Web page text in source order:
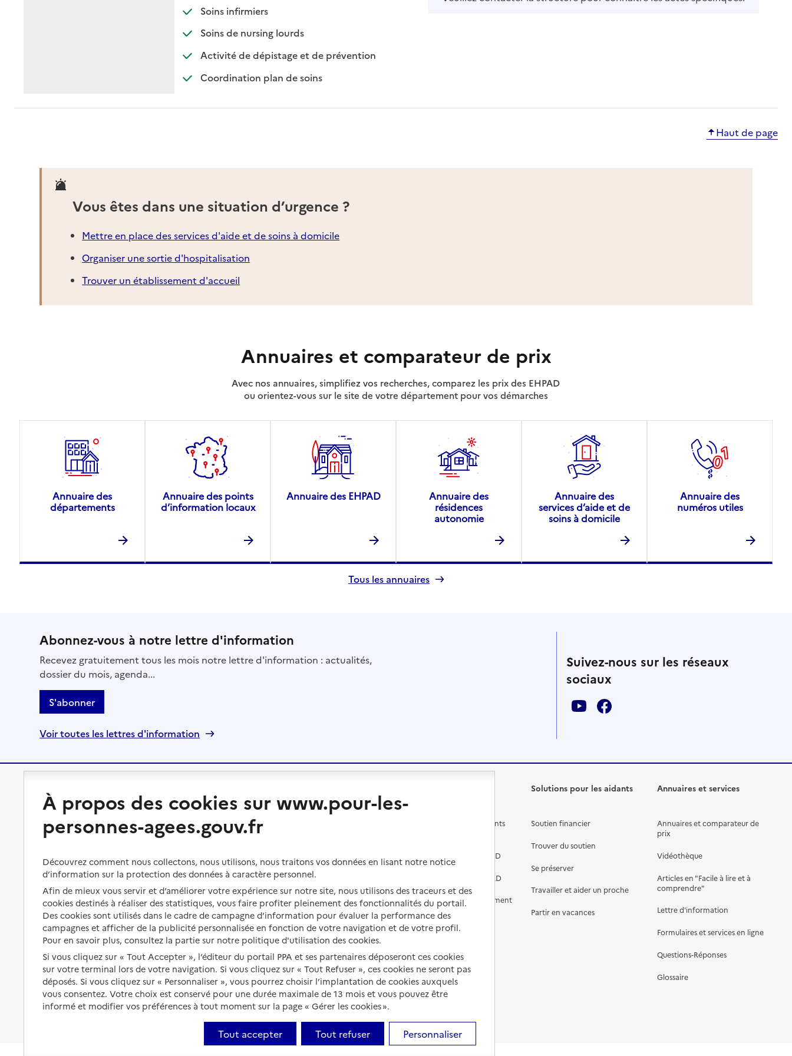
Soins infirmiers: disponible
: non disponible
Soins de nursing lourds: disponible
: non disponible
Activité de dépistage et de prévention: disponible
: non disponible
Coordination plan de soins: disponible
: non disponible
Haut de page
Vous êtes dans une situation d’urgence ?
Mettre en place des services d'aide et de soins à domicile
Organiser une sortie d'hospitalisation
Trouver un établissement d'accueil
Annuaires et comparateur de prix
Avec nos annuaires, simplifiez vos recherches, comparez les prix des EHPAD
ou orientez-vous sur le site de votre département pour vos démarches
Annuaire des
départements
Annuaire des points
d’information locaux
Annuaire des EHPAD
Annuaire des
résidences
autonomie
Annuaire des
services d’aide et de
soins à domicile
Annuaire des
numéros utiles
Tous les annuaires
Abonnez-vous à notre lettre d'information
Recevez gratuitement tous les mois notre lettre d'information : actualités,
dossier du mois, agenda...
S'abonner
Voir toutes les lettres d'information
Suivez-nous sur les réseaux
sociaux
Perte d'autonomie : évaluation
et droits
s'équiper
Préserver son autonomie et sa
Organiser à l'avance sa propre
protection
Les mesures de protection
Les obligations de la famille
À qui s’adresser ?
Bénéficier d'aide à domicile
Aides financières
Solutions d'accueil temporaire
Partager son logement
Vivre à domicile avec une
maladie ou un handicap
Être hospitalisé
Fin de vie à domicile
Vivre chez un proche
Vivre en accueil familial
Autres solutions de logement
Les différents établissements
Préparer l'entrée en EHPAD
Aides financières en EHPAD
Prévention, accompagnement
et soins
Comprendre les prix en
Droits en EHPAD
Fin de vie en EHPAD
Solutions pour les aidants
Soutien financier
Trouver du soutien
Se préserver
Travailler et aider un proche
Partir en vacances
Annuaires et services
Annuaires et comparateur de
prix
Vidéothèque
Articles en "Facile à lire et à
comprendre"
Lettre d'information
Formulaires et services en ligne
Questions-Réponses
Glossaire
À propos des cookies sur www.pour-les-
personnes-agees.gouv.fr
Découvrez comment nous collectons, nous utilisons, nous traitons vos données en lisant notre notice
d’information sur la protection des données à caractère personnel.
Afin de mieux vous servir et d’améliorer votre expérience sur notre site, nous utilisons des traceurs et des
cookies destinés à réaliser des statistiques, vous faire profiter pleinement des fonctionnalités du portail.
Des cookies sont utilisés dans le cadre de campagne d’information pour évaluer la performance des
campagnes et afficher de la publicité personnalisée en fonction de votre navigation et de votre profil.
Pour en savoir plus, consultez la partie sur notre politique d'utilisation des cookies.
Si vous cliquez sur « Tout Accepter », l’éditeur du portail PPA et ses partenaires déposeront ces cookies
sur votre terminal lors de votre navigation. Si vous cliquez sur « Tout Refuser », ces cookies ne seront pas
déposés. Si vous cliquez sur « Personnaliser », vous pourrez choisir l’implantation de cookies auxquels
vous consentez. Votre choix est conservé pour une durée maximale de 13 mois et vous pouvez être
informé et modifier vos préférences à tout moment sur la page « Gérer les cookies ».
Tout accepter Tout refuser Personnaliser